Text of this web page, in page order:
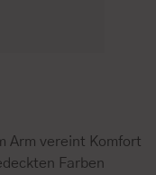
Arm vereint Komfort
Farben